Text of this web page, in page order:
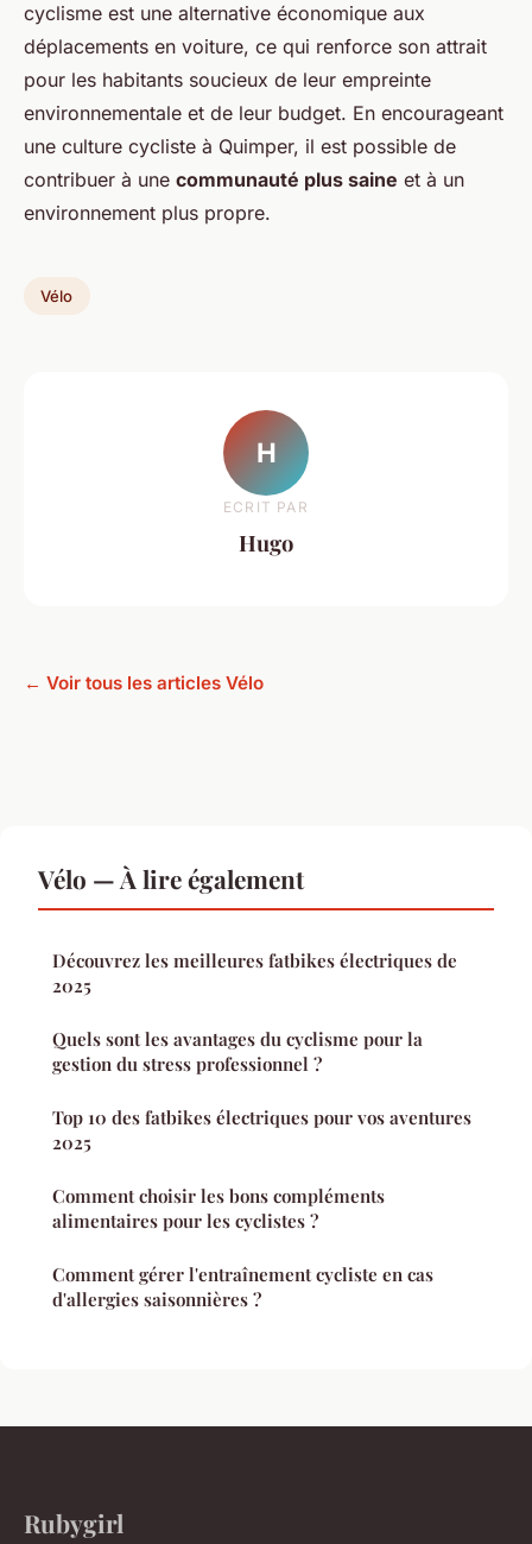
cyclisme est une alternative économique aux
déplacements en voiture, ce qui renforce son attrait
pour les habitants soucieux de leur empreinte
environnementale et de leur budget. En encourageant
une culture cycliste à Quimper, il est possible de
contribuer à une communauté plus saine et à un
environnement plus propre.
Vélo
H
ECRIT PAR
Hugo
← Voir tous les articles Vélo
Vélo — À lire également
Découvrez les meilleures fatbikes électriques de
2025
Quels sont les avantages du cyclisme pour la
gestion du stress professionnel ?
Top 10 des fatbikes électriques pour vos aventures
2025
Comment choisir les bons compléments
alimentaires pour les cyclistes ?
Comment gérer l'entraînement cycliste en cas
d'allergies saisonnières ?
Rubygirl